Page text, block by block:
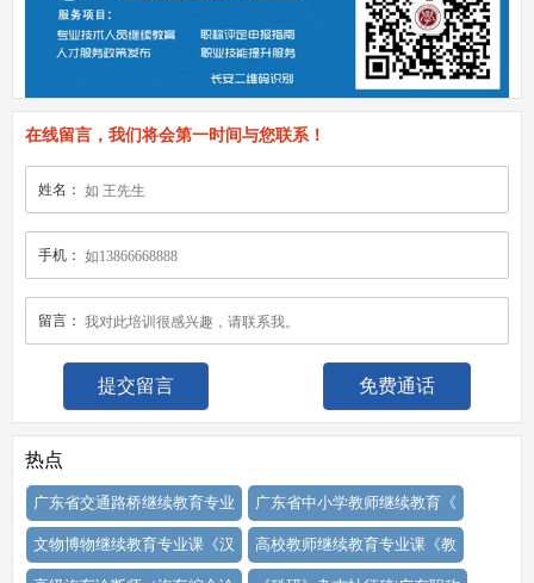
在线留言，我们将会第一时间与您联系！
姓名：
手机：
留言：
免费通话
热点
广东省交通路桥继续教育专业 广东省中小学教师继续教育《
文物博物继续教育专业课《汉 高校教师继续教育专业课《教